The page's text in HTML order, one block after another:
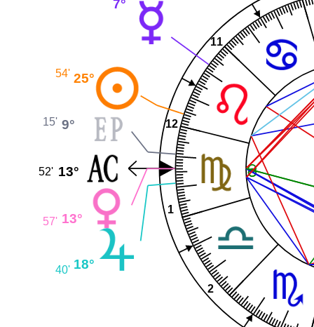
1
2
11
12
7°
25°
54'
9°
15'
13°
52'
13°
57'
18°
40'